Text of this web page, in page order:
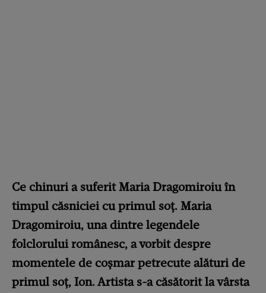
Ce chinuri a suferit Maria Dragomiroiu în
timpul căsniciei cu primul soț. Maria
Dragomiroiu, una dintre legendele
folclorului românesc, a vorbit despre
momentele de coșmar petrecute alături de
primul soț, Ion. Artista s-a căsătorit la vârsta